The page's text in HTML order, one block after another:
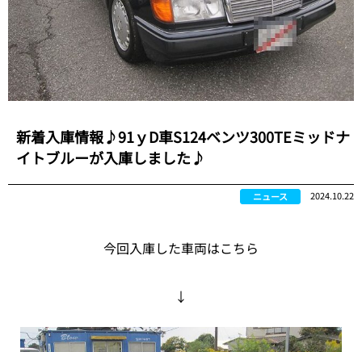
新着入庫情報♪91ｙD車S124ベンツ300TEミッドナ
イトブルーが入庫しました♪
ニュース 2024.10.22
今回入庫した車両はこちら
↓